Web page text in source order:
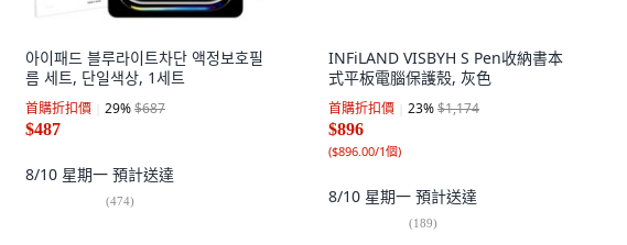
아이패드 블루라이트차단 액정보호필
름 세트, 단일색상, 1세트
首購折扣價 29%$687
$487
8/10 星期一 預計送達
(474)
INFiLAND VISBYH S Pen收納書本
式平板電腦保護殼, 灰色
首購折扣價 23%$1,174
$896
($896.00/1個)
8/10 星期一 預計送達
(189)